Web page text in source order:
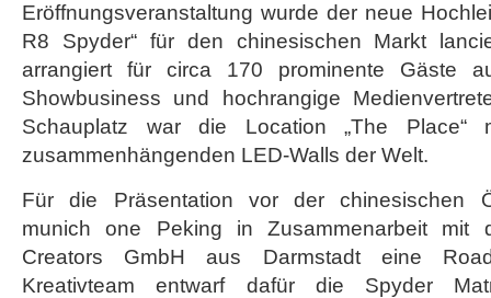
des
Audi
R8
Eröffnungsveranstaltung wurde der neue
R8 Spyder“ für den chinesischen Markt
arrangiert für circa 170 prominente Gäste
Showbusiness und hochrangige
Schauplatz war die Location „The Place“
zusammenhängenden LED-Walls der Welt.
Für die Präsentation vor der chinesischen
munich one Peking in Zusammenarbeit mit
Creators GmbH aus Darmstadt eine
Kreativteam entwarf dafür die Spyder